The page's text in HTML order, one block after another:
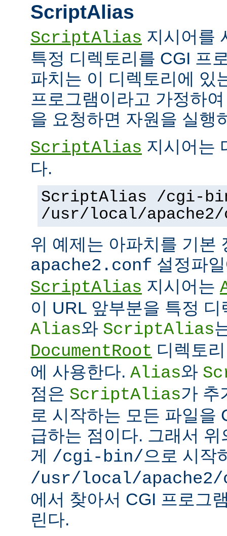
ScriptAlias
ScriptAlias 지시어를
특정 디렉토리를 CGI 프
파치는 이 디렉토리에 있
프로그램이라고 가정하
을 요청하면 자원을 실행
ScriptAlias 지시어는
다.
ScriptAlias /cgi-
/usr/local/
위 예제는 아파치를 기본
apache2.conf 설정파
ScriptAlias 지시어는
이 URL 앞부분을 특정
Alias와 ScriptAlias
DocumentRoot 디렉토
에 사용한다. Alias와
점은 ScriptAlias가 추
로 시작하는 모든 파일을
급하는 점이다. 그래서
게 /cgi-bin/으로 시작
/usr/local/
에서 찾아서 CGI 프로그
린다.